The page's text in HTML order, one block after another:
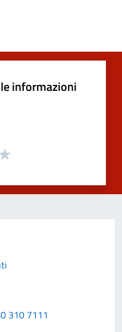
informazioni
310 7111